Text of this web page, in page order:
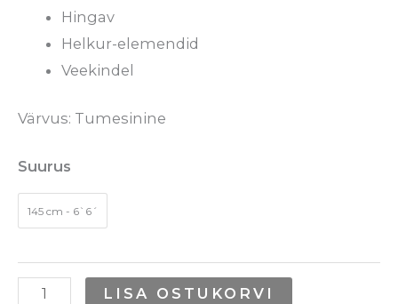
Hingav
Helkur-elemendid
Veekindel
Värvus: Tumesinine
Suurus
145 cm - 6`6´
LISA OSTUKORVI